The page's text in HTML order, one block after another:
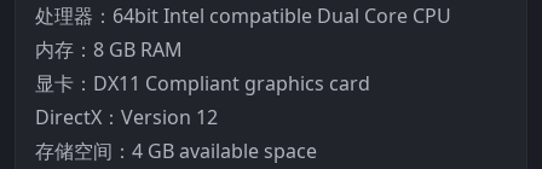
处理器：64bit Intel compatible Dual Core CPU
内存：8 GB RAM
显卡：DX11 Compliant graphics card
DirectX：Version 12
存储空间：4 GB available space